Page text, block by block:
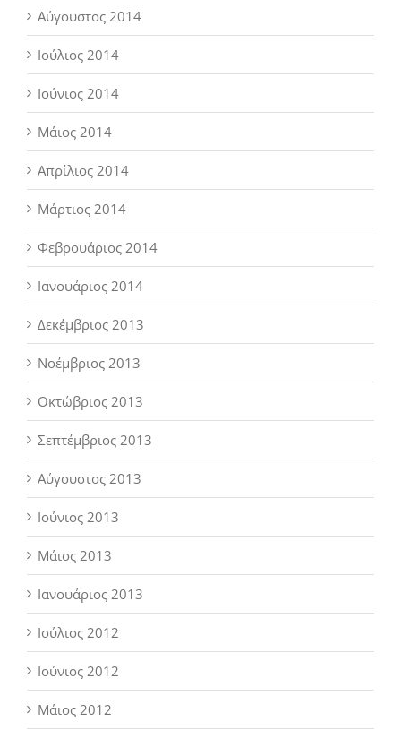
Αύγουστος 2014
Ιούλιος 2014
Ιούνιος 2014
Μάιος 2014
Απρίλιος 2014
Μάρτιος 2014
Φεβρουάριος 2014
Ιανουάριος 2014
Δεκέμβριος 2013
Νοέμβριος 2013
Οκτώβριος 2013
Σεπτέμβριος 2013
Αύγουστος 2013
Ιούνιος 2013
Μάιος 2013
Ιανουάριος 2013
Ιούλιος 2012
Ιούνιος 2012
Μάιος 2012